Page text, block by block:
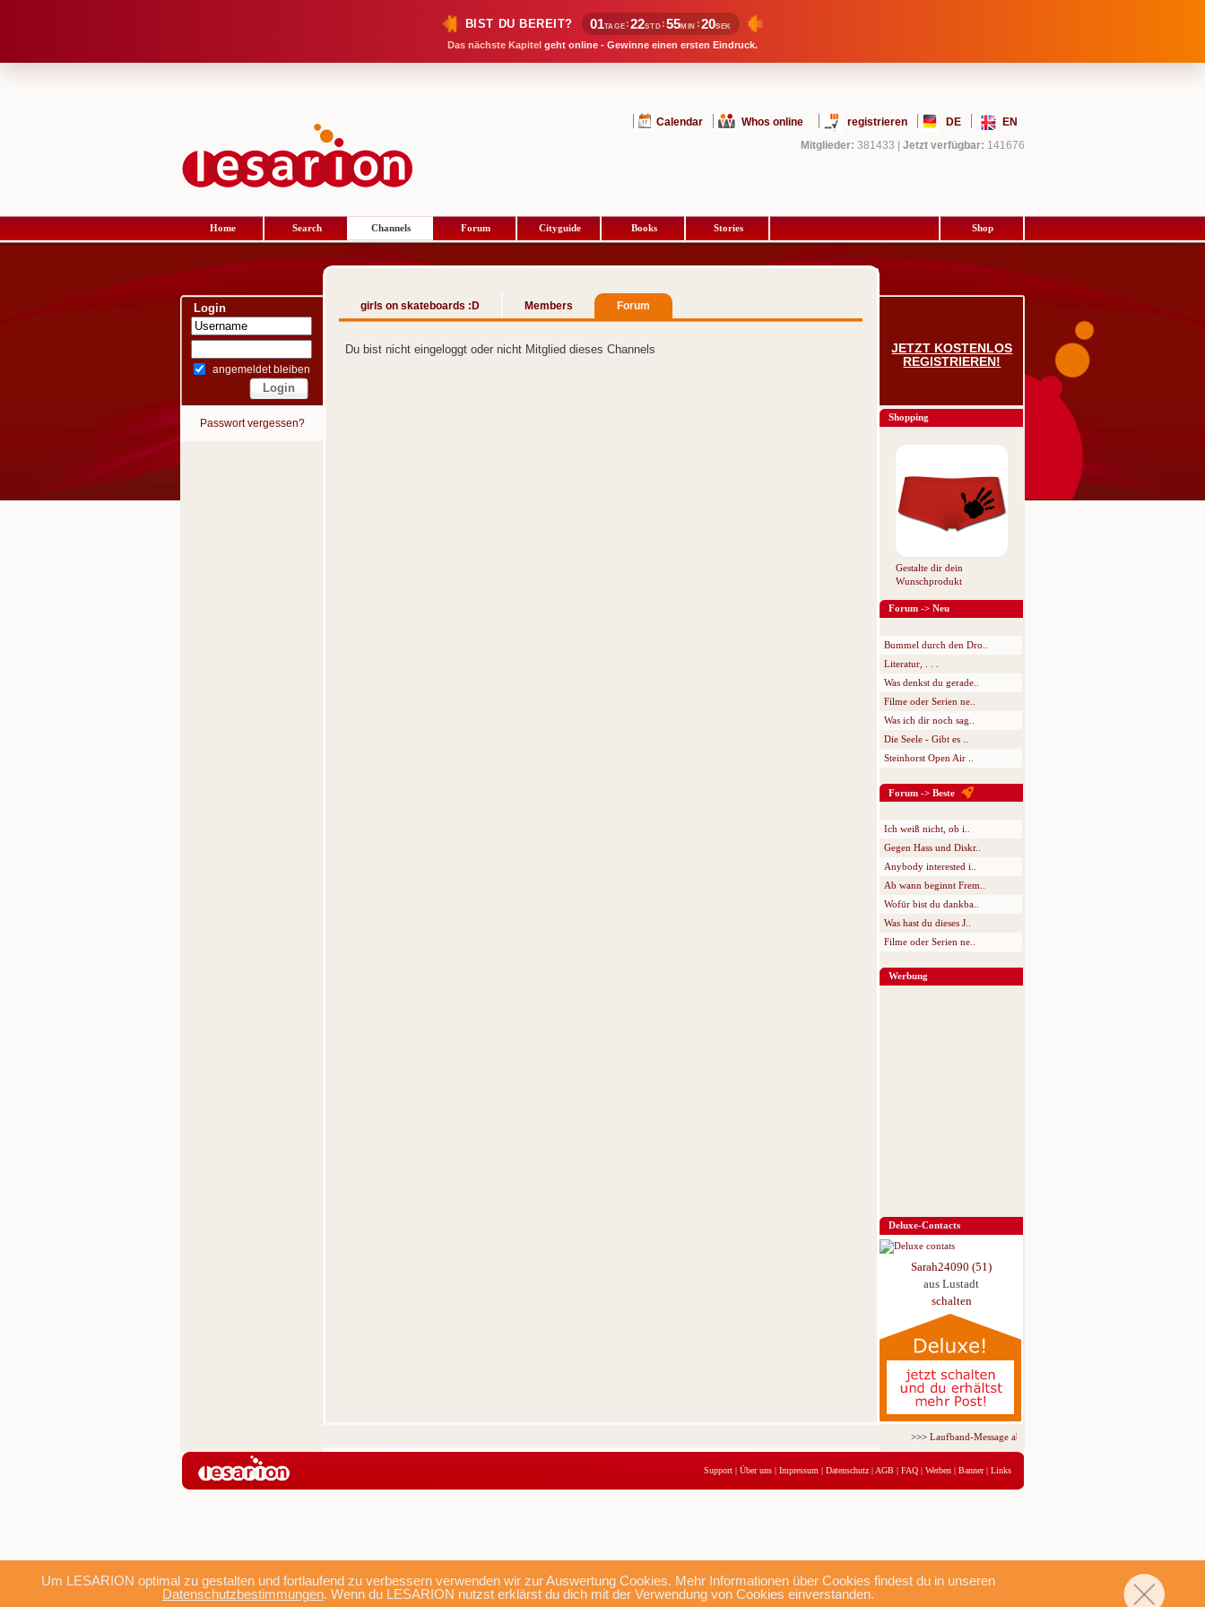
BIST DU BEREIT? 01TAGE :22STD :55MIN :20SEK
Das nächste Kapitel geht online - Gewinne einen ersten Eindruck.
Um LESARION optimal zu gestalten und fortlaufend zu verbessern verwenden wir zur Auswertung Cookies. Mehr Informationen über Cookies findest du in unseren
Datenschutzbestimmungen. Wenn du LESARION nutzst erklärst du dich mit der Verwendung von Cookies einverstanden.
Calendar Whos online registrieren DE
EN
Mitglieder: 381433 Jetzt verfügbar: 141676
Home Search Channels Forum Cityguide Books Stories Shop
Login
angemeldet bleiben
Passwort vergessen?
girls on skateboards :D Members Forum
Du bist nicht eingeloggt oder nicht Mitglied dieses Channels
JETZT KOSTENLOS
REGISTRIEREN!
Shopping
Gestalte dir dein
Wunschprodukt
Forum -> Neu
Bummel durch den Dro..
Literatur, . . .
Was denkst du gerade..
Filme oder Serien ne..
Was ich dir noch sag..
Die Seele - Gibt es ..
Steinhorst Open Air ..
Forum -> Beste
Ich weiß nicht, ob i..
Gegen Hass und Diskr..
Anybody interested i..
Ab wann beginnt Frem..
Wofür bist du dankba..
Was hast du dieses J..
Filme oder Serien ne..
Werbung
Deluxe-Contacts
Sarah24090 (51)
aus Lustadt
schalten
>>>Laufband-Message ab nur 5,95 € für 3 Tage!
Support | Über uns | Impressum | Datenschutz | AGB | FAQ | Werben | Banner| Links